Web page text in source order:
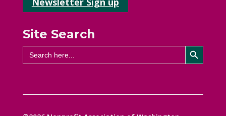
Site Search
Search
for:
Search Button